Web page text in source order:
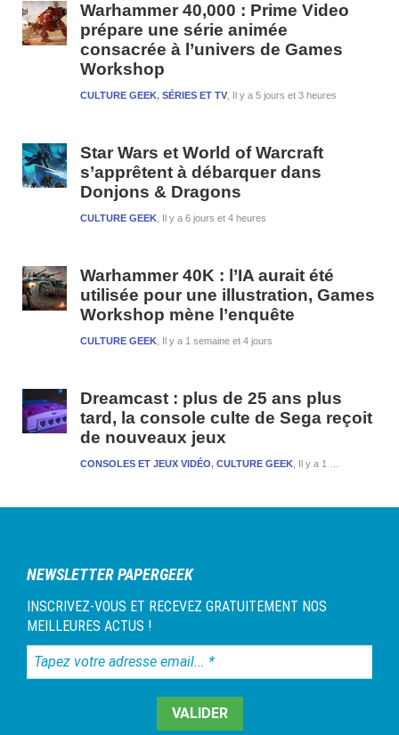
Warhammer 40,000 : Prime Video
prépare une série animée
consacrée à l’univers de Games
Workshop
Il y a 5 jours et 3 heures
CULTURE GEEK, SÉRIES ET TV
Star Wars et World of Warcraft
s’apprêtent à débarquer dans
Donjons & Dragons
Il y a 6 jours et 4 heures
CULTURE GEEK
Warhammer 40K : l’IA aurait été
utilisée pour une illustration, Games
Workshop mène l’enquête
Il y a 1 semaine et 4 jours
CULTURE GEEK
Dreamcast : plus de 25 ans plus
tard, la console culte de Sega reçoit
de nouveaux jeux
Il y a 1 semaine et 4 jours
CONSOLES ET JEUX VIDÉO, CULTURE GEEK
NEWSLETTER PAPERGEEK
INSCRIVEZ-VOUS ET RECEVEZ GRATUITEMENT NOS
MEILLEURES ACTUS !
Tapez
votre